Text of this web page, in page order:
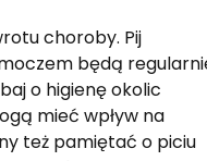
choroby. Pij
będą
o higienę okolic
mieć wpływ na
też pamiętać o piciu